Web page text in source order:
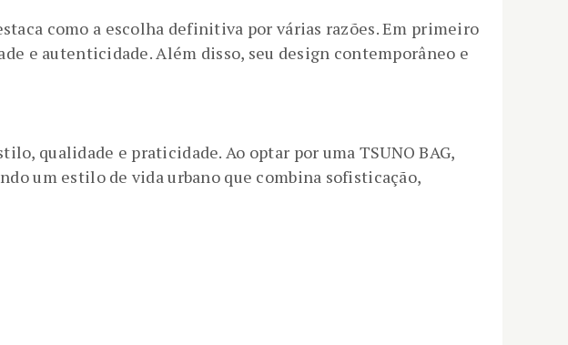
como a escolha definitiva por várias razões. Em primeiro
e autenticidade. Além disso, seu design contemporâneo e
qualidade e praticidade. Ao optar por uma TSUNO BAG,
um estilo de vida urbano que combina sofisticação,